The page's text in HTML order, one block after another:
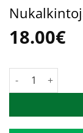
18.00€
produkto kiekis: